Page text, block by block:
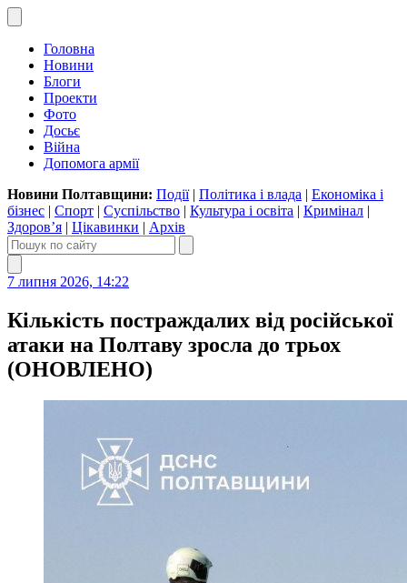
Головна
Новини
Блоги
Проекти
Фото
Досьє
Війна
Допомога армії
Новини Полтавщини: Події| Політика і влада | Економіка і
бізнес | Спорт | Суспільство | Культура і освіта | Кримінал |
Здоров’я | Цікавинки | Архів
7 липня 2026, 14:22
Кількість постраждалих від російської
атаки на Полтаву зросла до трьох
(ОНОВЛЕНО)